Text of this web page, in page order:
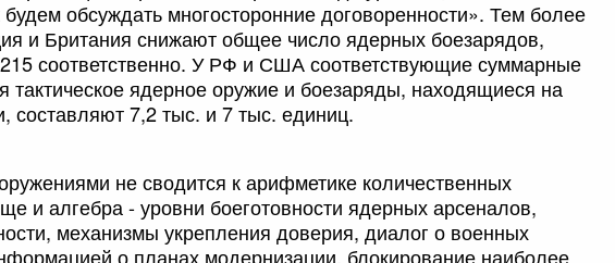
обсуждать многосторонние договоренности». Тем более
и Британия снижают общее число ядерных боезарядов,
соответственно. У РФ и США соответствующие суммарные
тактическое ядерное оружие и боезаряды, находящиеся на
составляют 7,2 тыс. и 7 тыс. единиц.
не сводится к арифметике количественных
и алгебра - уровни боеготовности ядерных арсеналов,
механизмы укрепления доверия, диалог о военных
о планах модернизации, блокирование наиболее